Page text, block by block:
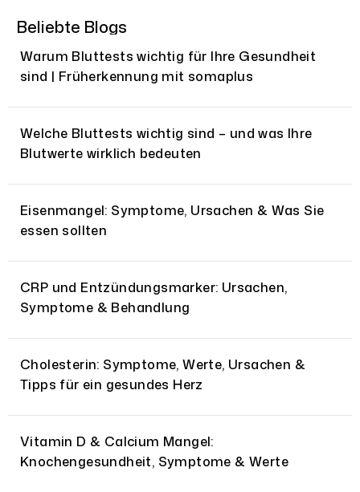
Beliebte Blogs
Warum Bluttests wichtig für Ihre Gesundheit
sind | Früherkennung mit somaplus
Welche Bluttests wichtig sind – und was Ihre
Blutwerte wirklich bedeuten
Eisenmangel: Symptome, Ursachen & Was Sie
essen sollten
CRP und Entzündungsmarker: Ursachen,
Symptome & Behandlung
Cholesterin: Symptome, Werte, Ursachen &
Tipps für ein gesundes Herz
Vitamin D & Calcium Mangel:
Knochengesundheit, Symptome & Werte